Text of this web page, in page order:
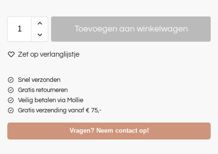
Toevoegen aan winkelwagen
Zet op verlanglijstje
Snel verzonden
Gratis retourneren
Veilig betalen via Mollie
Gratis verzending vanaf € 75,-
Vragen? Neem contact op!